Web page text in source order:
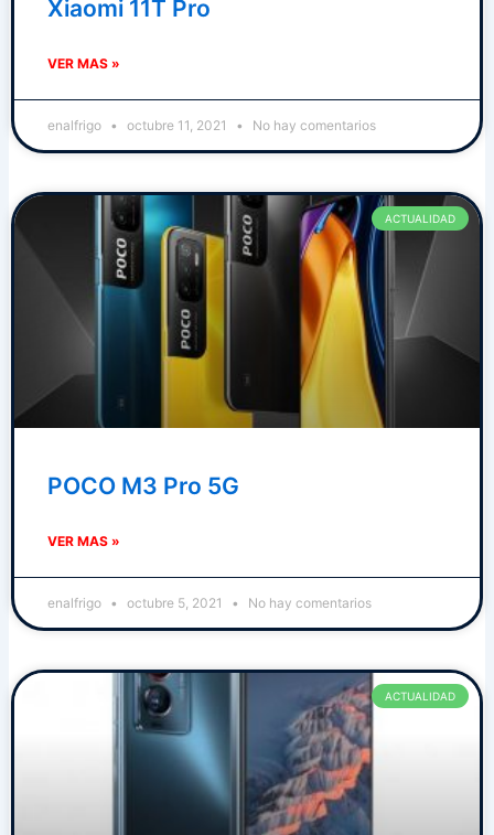
Xiaomi 11T Pro
VER MAS »
enalfrigo octubre 11, 2021 No hay comentarios
ACTUALIDAD
POCO M3 Pro 5G
VER MAS »
enalfrigo octubre 5, 2021 No hay comentarios
ACTUALIDAD